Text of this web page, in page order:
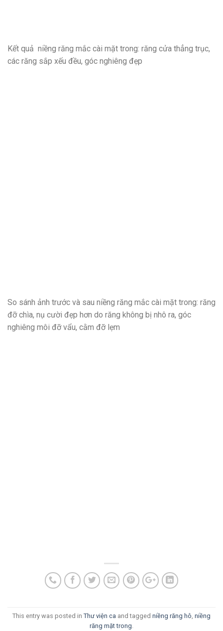
Kết quả niềng răng mắc cài mặt trong: răng cửa thẳng trục,
các răng sắp xếu đều, góc nghiêng đẹp
So sánh ảnh trước và sau niềng răng mắc cài mặt trong: răng
đỡ chìa, nụ cười đẹp hơn do răng không bị nhô ra, góc
nghiêng môi đỡ vẩu, cằm đỡ lẹm
This entry was posted in Thư viện ca and tagged niềng răng hô niềng
răng mặt trong